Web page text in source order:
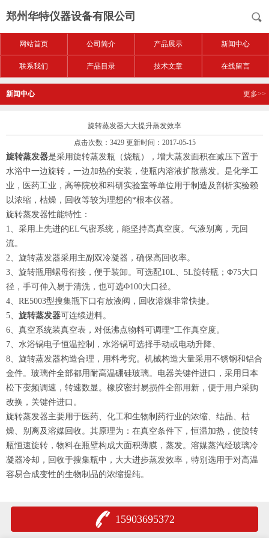
郑州华特仪器设备有限公司
网站首页 公司简介 产品展示 新闻中心
联系我们 产品目录 技术文章 在线留言
新闻中心 更多>>
旋转蒸发器大大提升蒸发效率
点击次数：3429 更新时间：2017-05-15
旋转蒸发器是采用旋转蒸发瓶（烧瓶），增大蒸发面积在减压下置于
水浴中一边旋转，一边加热的安装，使瓶内溶液扩散蒸发。是化学工
业，医药工业，高等院校和科研实验室等单位用于制造及剖析实验赖
以浓缩，枯燥，回收等较为理想的*根本仪器。
旋转蒸发器性能特性：
1、采用上先进的EL气密系统，能坚持高真空度。气液别离，无回
流。
2、旋转蒸发器采用主副双冷凝器，确保高回收率。
3、旋转瓶用螺母衔接，便于装卸。可选配10L、5L旋转瓶；Φ75大口
径，手可伸入易于清洗，也可选Φ100大口径。
4、RE5003型搜集瓶下口有放液阀，回收溶煤非常快捷。
5、 旋转蒸发器可连续进料。
6、真空系统装真空表，对低沸点物料可调理*工作真空度。
7、水浴锅电子恒温控制，水浴锅可选择手动或电动升降、
8、旋转蒸发器构造合理，用料考究。机械构造大量采用不锈钢和铝合
金件。玻璃件全部都用耐高温硼硅玻璃。电器关键件进口，采用日本
松下变频调速，转速数显。橡胶密封易损件全部用新，便于用户采购
改换，关键件进口。
旋转蒸发器主要用于医药、化工和生物制药行业的浓缩、结晶、枯
燥、别离及溶媒回收。其原理为：在真空条件下，恒温加热，使旋转
瓶恒速旋转，物料在瓶壁构成大面积薄膜，蒸发。溶媒蒸汽经玻璃冷
凝器冷却，回收于搜集瓶中，大大进步蒸发效率，特别选用于对高温
容易合成变性的生物制品的浓缩提纯。
15903695372